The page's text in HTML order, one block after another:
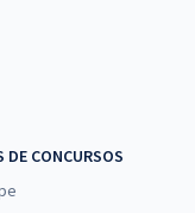
da 1ª Região -
Técnico Judiciário -
DE CONCURSOS